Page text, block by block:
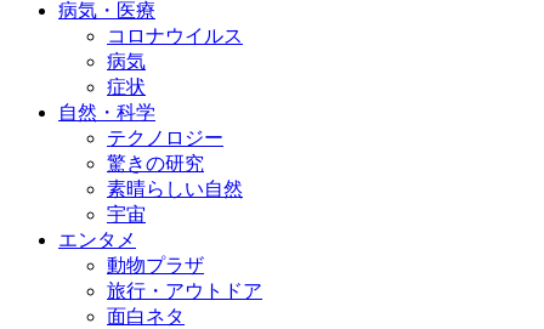
病気・医療
コロナウイルス
病気
症状
自然・科学
テクノロジー
驚きの研究
素晴らしい自然
宇宙
エンタメ
動物プラザ
旅行・アウトドア
面白ネタ